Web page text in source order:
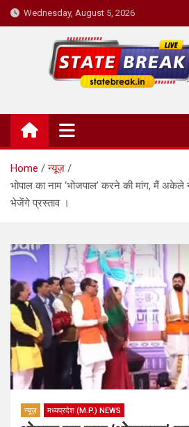
Skip
to
Wednesday, August 5, 2026
State Break
Home
न्यूज़
भोपाल का नाम ‘भोजपाल’ करने की मांग, मैं अकेले
भेजेंगे प्रस्ताव ।
न्यूज़ मध्यप्रदेश (M.P.) NEWS